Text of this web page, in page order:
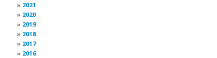
2021
2020
2019
2018
2017
2016